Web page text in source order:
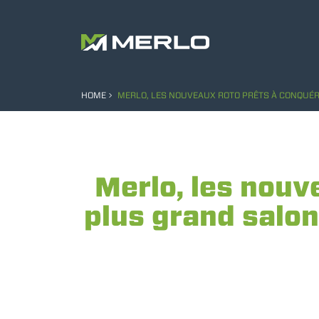
HOME MERLO, LES NOUVEAUX ROTO PRÊTS À
Merlo, les
plus grand